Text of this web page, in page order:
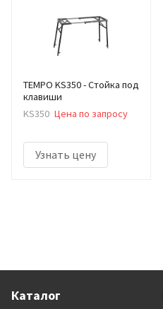
TEMPO KS350 - Стойка под
клавиши
KS350 Цена по запросу
Узнать цену
Каталог